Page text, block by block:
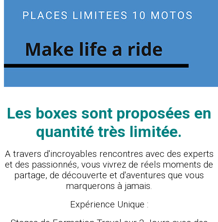
Les boxes sont proposées en
quantité très limitée.
A travers d'incroyables rencontres avec des experts
et des passionnés, vous vivrez de réels moments de
partage, de découverte et d'aventures que vous
marquerons à jamais.
Expérience Unique :